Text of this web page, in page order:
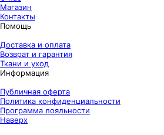
Магазин
Контакты
Помощь
Доставка и оплата
Возврат и гарантия
Ткани и уход
Информация
Публичная оферта
Политика конфиденциальности
Программа лояльности
Наверх